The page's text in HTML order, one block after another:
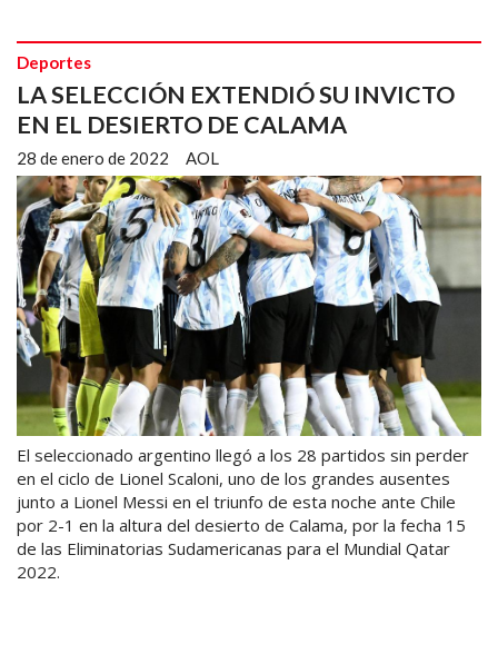
LA SELECCIÓN EXTENDIÓ SU INVICTO
EN EL DESIERTO DE CALAMA
AOL
Deportes
28 de enero de 2022
El seleccionado argentino llegó a los 28 partidos sin perder
en el ciclo de Lionel Scaloni, uno de los grandes ausentes
junto a Lionel Messi en el triunfo de esta noche ante Chile
por 2-1 en la altura del desierto de Calama, por la fecha 15
de las Eliminatorias Sudamericanas para el Mundial Qatar
2022.